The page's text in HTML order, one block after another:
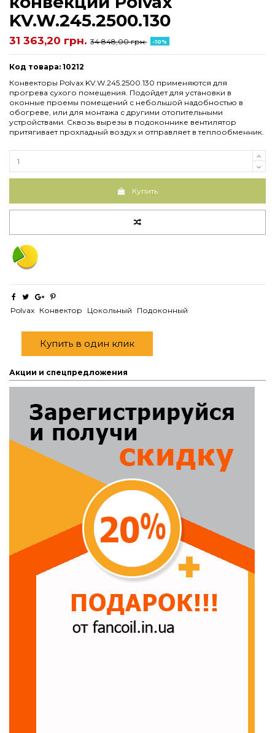
KV.W.245.2500.130
31 363,20 грн. 34 848,00 грн. -10%
Код товара: 10212
Конвекторы Polvax KV.W.245.2500.130 применяются для
прогрева сухого помещения. Подойдет для установки в
оконные проемы помещений с небольшой надобностью в
обогреве, или для монтажа с другими отопительными
устройствами. Сквозь вырезы в подоконнике вентилятор
притягивает прохладный воздух и отправляет в теплообменник.
Купить
Polvax Конвектор Цокольный Подоконный
Купить в один клик
Акции и спецпредложения